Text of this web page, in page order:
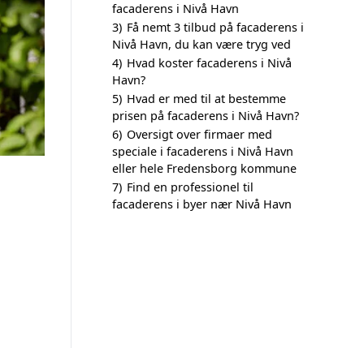
facaderens i Nivå Havn
3) Få nemt 3 tilbud på facaderens i
Nivå Havn, du kan være tryg ved
4) Hvad koster facaderens i Nivå
Havn?
5) Hvad er med til at bestemme
prisen på facaderens i Nivå Havn?
6) Oversigt over firmaer med
speciale i facaderens i Nivå Havn
eller hele Fredensborg kommune
7) Find en professionel til
facaderens i byer nær Nivå Havn